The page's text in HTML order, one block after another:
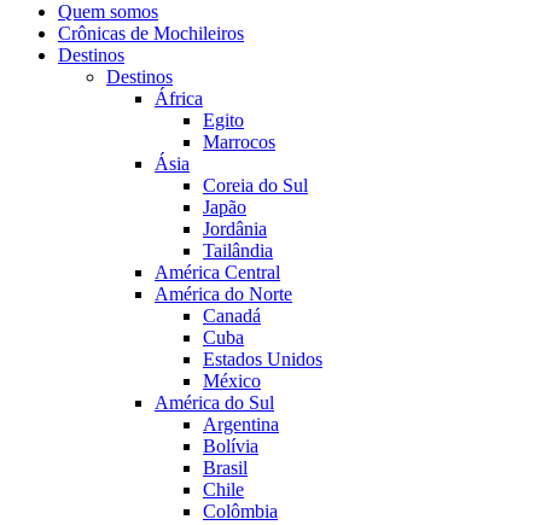
Quem somos
Crônicas de Mochileiros
Destinos
Destinos
África
Egito
Marrocos
Ásia
Coreia do Sul
Japão
Jordânia
Tailândia
América Central
América do Norte
Canadá
Cuba
Estados Unidos
México
América do Sul
Argentina
Bolívia
Brasil
Chile
Colômbia